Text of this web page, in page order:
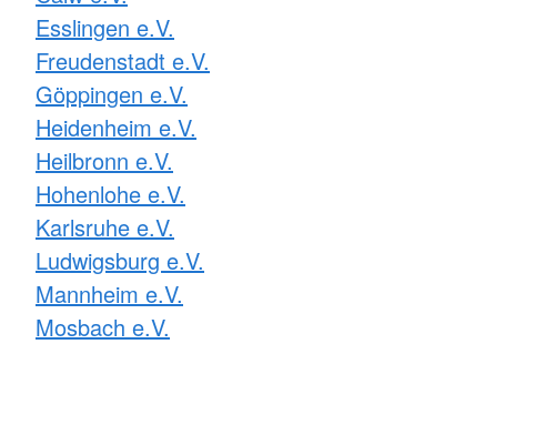
Esslingen e.V.
Freudenstadt e.V.
Göppingen e.V.
Heidenheim e.V.
Heilbronn e.V.
Hohenlohe e.V.
Karlsruhe e.V.
Ludwigsburg e.V.
Mannheim e.V.
Mosbach e.V.